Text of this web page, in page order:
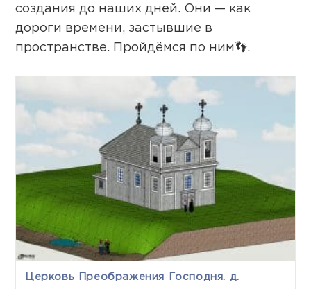
создания до наших дней. Они — как
дороги времени, застывшие в
пространстве. Пройдёмся по ним👣.
Церковь Преображения Господня. д.